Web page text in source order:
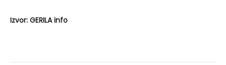
Izvor: GERILA info